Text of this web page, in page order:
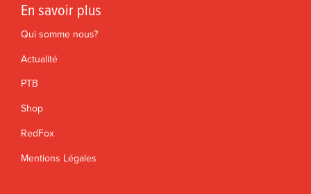
En savoir plus
Qui somme nous?
Actualité
PTB
Shop
RedFox
Mentions Légales